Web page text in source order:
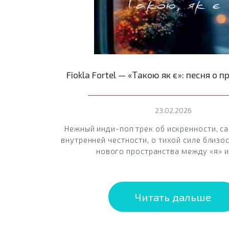
Fiokla Fortel — «Такою як є»: песня о
23.02.2026
Нежный инди-поп трек об искренности,
внутренней честности, о тихой силе
нового пространства между «я»
Читать дальше